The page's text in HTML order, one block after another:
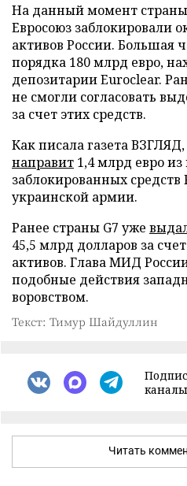
На данный момент
Евросоюз заблокировали
активов России. Большая
порядка 180 млрд евро,
депозитарии Euroclear.
не смогли согласовать
за счет этих средств.
Как писала газета
направит 1,4 млрд евро
заблокированных
украинской армии.
Ранее страны G7 уже
45,5 млрд долларов за
активов. Глава МИД
подобные действия
воровством.
Текст: Тимур Шайдуллин
каналы
Читать